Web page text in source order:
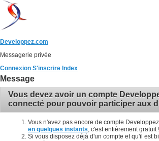
Developpez.com
Messagerie privée
Connexion S'inscrire Index
Message
Vous devez avoir un compte
connecté pour pouvoir participer aux
Vous n'avez pas encore de compte
en quelques instants , c'est entièrement gratuit !
Si vous disposez déjà d'un compte et qu'il est